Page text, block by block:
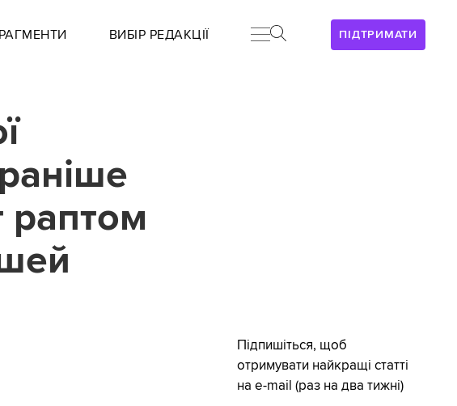
ПІДТРИМАТИ
ВИБІР РЕДАКЦІЇ
раптом
Підпишіться, щоб
отримувати найкращі статті
на e-mail (раз на два тижні)